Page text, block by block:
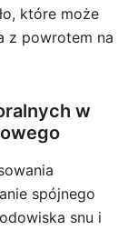
które może
z powrotem na
w
spójnego
snu i